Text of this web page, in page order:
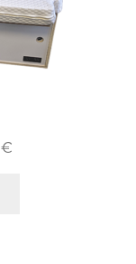
€